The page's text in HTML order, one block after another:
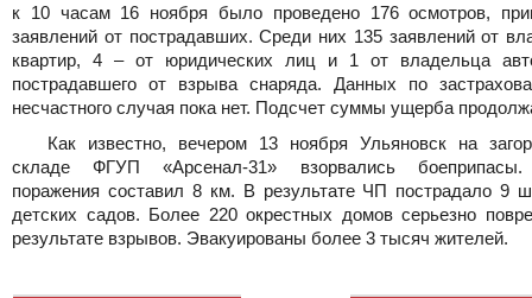
к 10 часам 16 ноября было проведено 176 осмотров,
заявлений от пострадавших. Среди них 135 заявлений от
квартир, 4 – от юридических лиц и 1 от владельца
пострадавшего от взрыва снаряда. Данных по
несчастного случая пока нет. Подсчет суммы ущерба
Как известно, вечером 13 ноября Ульяновск на
складе ФГУП «Арсенал-31» взорвались
поражения составил 8 км. В результате ЧП пострадало 9
детских садов. Более 220 окрестных домов серьезно
результате взрывов. Эвакуированы более 3 тысяч жителей.